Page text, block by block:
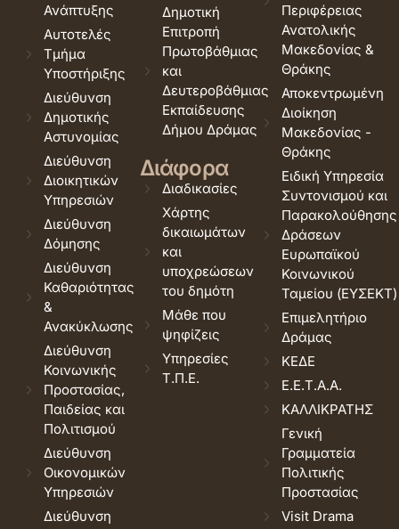
Ανάπτυξης
Αυτοτελές
Τμήμα
Υποστήριξης
Διεύθυνση
Δημοτικής
Αστυνομίας
Διεύθυνση
Διοικητικών
Υπηρεσιών
Διεύθυνση
Δόμησης
Διεύθυνση
Καθαριότητας
&
Ανακύκλωσης
Διεύθυνση
Κοινωνικής
Προστασίας,
Παιδείας και
Πολιτισμού
Διεύθυνση
Οικονομικών
Υπηρεσιών
Διεύθυνση
Δημοτική
Επιτροπή
Πρωτοβάθμιας
και
Δευτεροβάθμιας
Εκπαίδευσης
Δήμου Δράμας
Διάφορα
Διαδικασίες
Χάρτης
δικαιωμάτων
και
υποχρεώσεων
του δημότη
Μάθε που
ψηφίζεις
Υπηρεσίες
Τ.Π.Ε.
Περιφέρειας
Ανατολικής
Μακεδονίας &
Θράκης
Αποκεντρωμένη
Διοίκηση
Μακεδονίας -
Θράκης
Ειδική Υπηρεσία
Συντονισμού και
Παρακολούθησης
Δράσεων
Ευρωπαϊκού
Κοινωνικού
Ταμείου (ΕΥΣΕΚΤ)
Επιμελητήριο
Δράμας
ΚΕΔΕ
Ε.Ε.Τ.Α.Α.
ΚΑΛΛΙΚΡΑΤΗΣ
Γενική
Γραμματεία
Πολιτικής
Προστασίας
Visit Drama